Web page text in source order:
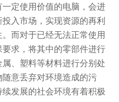
定使用价值的电脑，会进
入市场，实现资源的再利
而对于已经无法正常使用
求，将其中的零部件进行
、塑料等材料进行分别处
意丢弃对环境造成的污
发展的社会环境有着积极